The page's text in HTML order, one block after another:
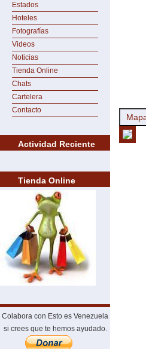
Estados
Hoteles
Fotografías
Videos
Noticias
Tienda Online
Chats
Cartelera
Contacto
Actividad Reciente
Tienda Online
Colabora con Esto es Venezuela
si crees que te hemos ayudado.